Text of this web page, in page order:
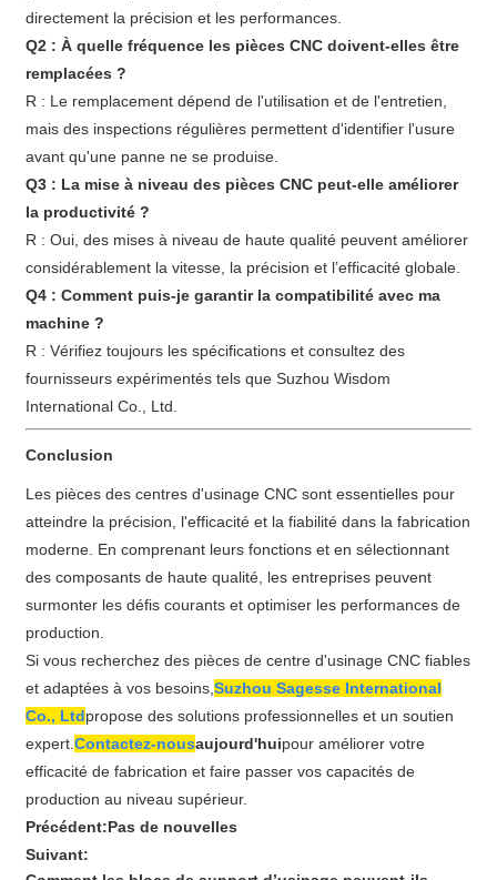
directement la précision et les performances.
Q2 : À quelle fréquence les pièces CNC doivent-elles être
remplacées ?
R : Le remplacement dépend de l'utilisation et de l'entretien,
mais des inspections régulières permettent d'identifier l'usure
avant qu'une panne ne se produise.
Q3 : La mise à niveau des pièces CNC peut-elle améliorer
la productivité ?
R : Oui, des mises à niveau de haute qualité peuvent améliorer
considérablement la vitesse, la précision et l’efficacité globale.
Q4 : Comment puis-je garantir la compatibilité avec ma
machine ?
R : Vérifiez toujours les spécifications et consultez des
fournisseurs expérimentés tels que Suzhou Wisdom
International Co., Ltd.
Conclusion
Les pièces des centres d'usinage CNC sont essentielles pour
atteindre la précision, l'efficacité et la fiabilité dans la fabrication
moderne. En comprenant leurs fonctions et en sélectionnant
des composants de haute qualité, les entreprises peuvent
surmonter les défis courants et optimiser les performances de
production.
Si vous recherchez des pièces de centre d'usinage CNC fiables
et adaptées à vos besoins,Suzhou Sagesse International
Co., Ltdpropose des solutions professionnelles et un soutien
expert.Contactez-nousaujourd'huipour améliorer votre
efficacité de fabrication et faire passer vos capacités de
production au niveau supérieur.
Précédent:Pas de nouvelles
Suivant: